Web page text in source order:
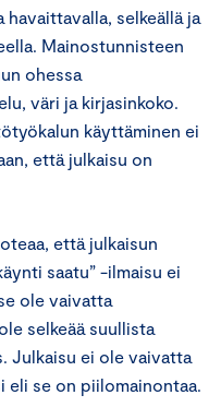
selkeällä ja
Mainostunnisteen
ohessa
väri ja kirjasinkoko.
käyttäminen ei
että julkaisu on
että julkaisun
saatu” -ilmaisu ei
ole vaivatta
selkeää suullista
Julkaisu ei ole vaivatta
eli se on piilomainontaa.